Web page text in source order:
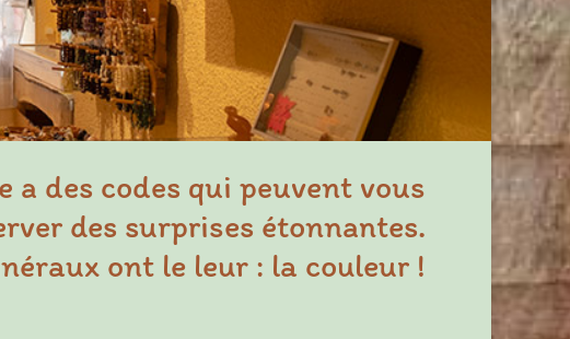
a des codes qui peuvent vous
des surprises étonnantes.
ont le leur : la couleur !